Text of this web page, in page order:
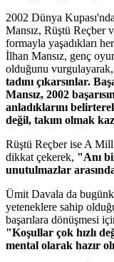
2002 Dünya
Mansız, Rüştü Reçber
formayla yaşadıkları
İlhan Mansız, genç
olduğunu vurgulayarak,
tadını çıkarsınlar.
Mansız, 2002
anladıklarını
değil, takım olmak
Rüştü Reçber ise A
dikkat çekerek, "Anı
unutulmazlar
Ümit Davala da
yeteneklere sahip
başarılara dönüşmesi
"Koşullar çok hızlı
mental olarak hazır